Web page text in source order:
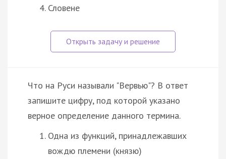
Словене
Что на Руси называли "Вервью"? В ответ
запишите цифру, под которой указано
верное определение данного термина.
Одна из функций, принадлежавших
вождю племени (князю)